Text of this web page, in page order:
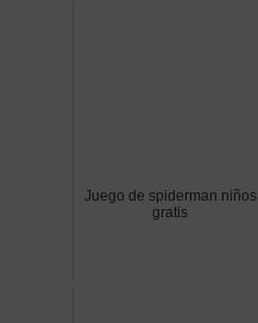
Juego de spiderman niños
gratis